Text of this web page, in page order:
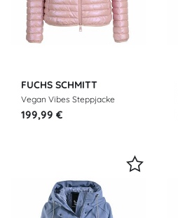
FUCHS SCHMITT
Vegan Vibes Steppjacke
199,99 €